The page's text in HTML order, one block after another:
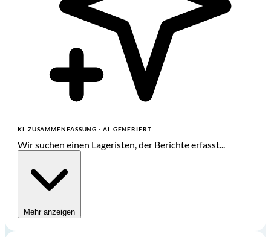
KI-ZUSAMMENFASSUNG· AI-GENERIERT
Wir suchen einen Lageristen, der Berichte erfasst...
Mehr anzeigen